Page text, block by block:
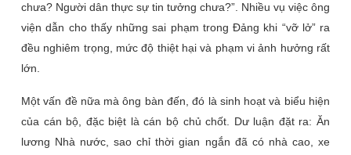
chưa? Người dân thực sự tin tưởng chưa?”. Nhiều vụ việc ông
viện dẫn cho thấy những sai phạm trong Đảng khi “vỡ lở” ra
đều nghiêm trọng, mức độ thiệt hại và phạm vi ảnh hưởng rất
lớn.
Một vấn đề nữa mà ông bàn đến, đó là sinh hoạt và biểu hiện
của cán bộ, đặc biệt là cán bộ chủ chốt. Dư luận đặt ra: Ăn
lương Nhà nước, sao chỉ thời gian ngắn đã có nhà cao, xe